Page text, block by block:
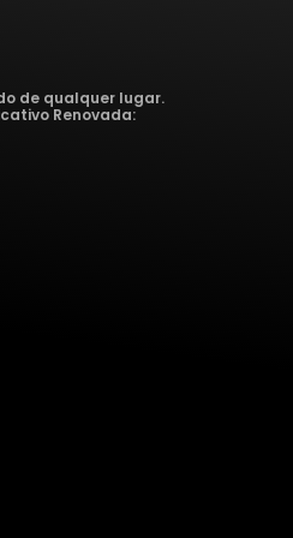
de qualquer lugar.
Renovada: